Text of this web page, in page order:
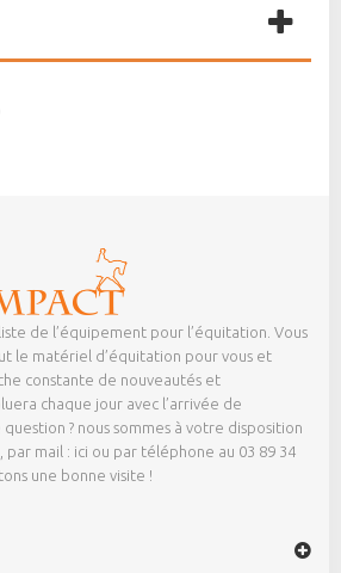
de l’équipement pour l’équitation. Vous
le matériel d’équitation pour vous et
constante de nouveautés et
chaque jour avec l’arrivée de
? nous sommes à votre disposition
par mail : ici ou par téléphone au 03 89 34
une bonne visite !